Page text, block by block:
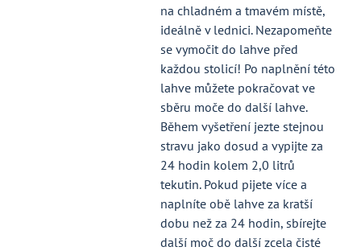
na chladném a tmavém místě,
ideálně v lednici. Nezapomeňte
se vymočit do lahve před
každou stolicí! Po naplnění této
lahve můžete pokračovat ve
sběru moče do další lahve.
Během vyšetření jezte stejnou
stravu jako dosud a vypijte za
24 hodin kolem 2,0 litrů
tekutin. Pokud pijete více a
naplníte obě lahve za kratší
dobu než za 24 hodin, sbírejte
další moč do další zcela čisté